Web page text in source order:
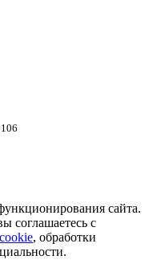
сайта.
соглашаетесь с
, обработки